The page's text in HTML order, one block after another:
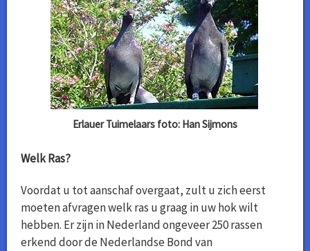
Erlauer Tuimelaars foto: Han Sijmons
Welk Ras?
Voordat u tot aanschaf overgaat, zult u zich eerst
moeten afvragen welk ras u graag in uw hok wilt
hebben. Er zijn in Nederland ongeveer 250 rassen
erkend door de Nederlandse Bond van